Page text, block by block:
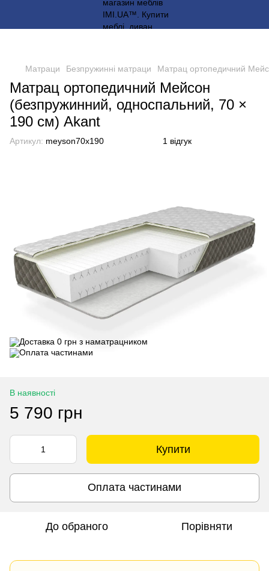
Матраци Безпружинні матраци Матрац ортопедичний
Матрац ортопедичний Мейсон
(безпружинний, односпальний, 70 ×
190 см) Akant
Артикул: meyson70x190 1 відгук
В наявності
5 790 грн
Купити
Оплата частинами
До обраного Порівняти